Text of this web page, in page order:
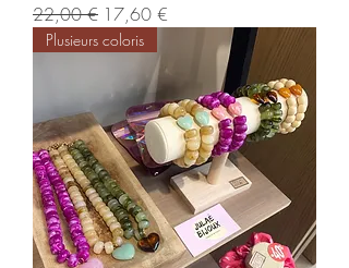
Prix original
22,00 € Prix promotionnel
17,60 €
Plusieurs coloris